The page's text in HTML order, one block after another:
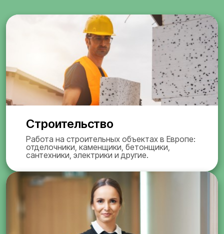
Строительство
Работа на строительных объектах в Европе:
отделочники, каменщики, бетонщики,
сантехники, электрики и другие.